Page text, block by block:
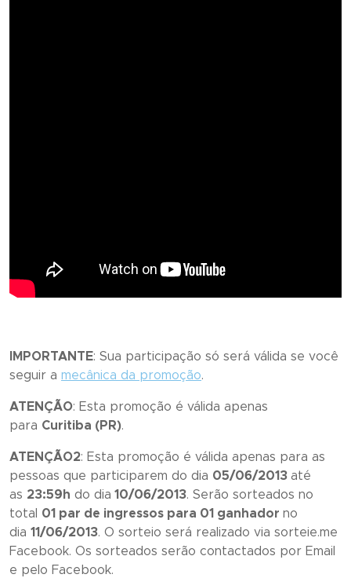
IMPORTANTE: Sua participação só será válida se você
seguir a mecânica da promoção.
ATENÇÃO: Esta promoção é válida apenas
para Curitiba (PR).
ATENÇÃO2: Esta promoção é válida apenas para as
pessoas que participarem do dia 05/06/2013 até
as 23:59h do dia 10/06/2013. Serão sorteados no
total 01 par de ingressos para 01 ganhador no
dia 11/06/2013. O sorteio será realizado via sorteie.me
Facebook. Os sorteados serão contactados por Email
e pelo Facebook.